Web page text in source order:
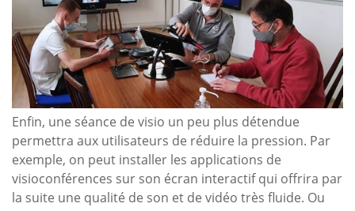
Enfin, une séance de visio un peu plus détendue
permettra aux utilisateurs de réduire la pression. Par
exemple, on peut installer les applications de
visioconférences sur son écran interactif qui offrira par
la suite une qualité de son et de vidéo très fluide. Ou